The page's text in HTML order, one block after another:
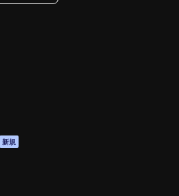
新規